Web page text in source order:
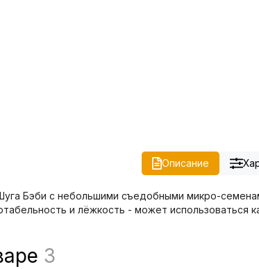
Описание
Бэби с небольшими съедобными микро-
и лёжкость - может использоваться
3